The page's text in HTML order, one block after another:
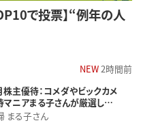
で投票】“例年の人
NEW2時間前
主優待：コメダやビックカメ
ニアまる子さんが厳選し…
まる子さん